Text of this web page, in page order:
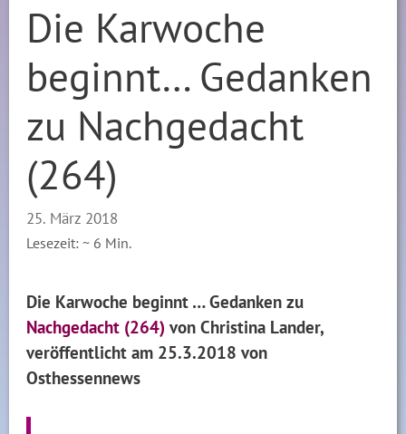
Die Karwoche
beginnt… Gedanken
zu Nachgedacht
(264)
25. März 2018
Lesezeit: ~ 6 Min.
Die Karwoche beginnt … Gedanken zu
Nachgedacht (264) von Christina Lander,
veröffentlicht am 25.3.2018 von
Osthessennews